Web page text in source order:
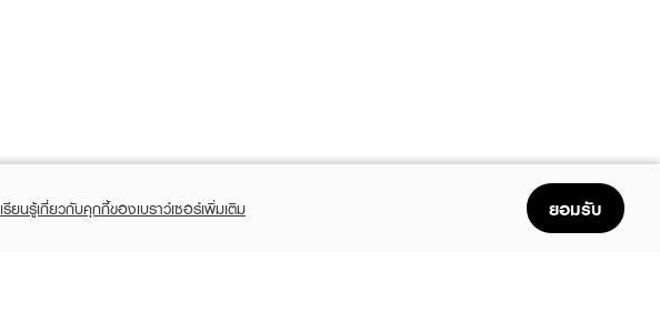
เรียนรู้เกี่ยวกับคุกกี้ของเบราว์เซอร์เพิ่มเติม ยอมรับ